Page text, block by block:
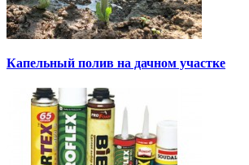
Капельный полив на дачном участке